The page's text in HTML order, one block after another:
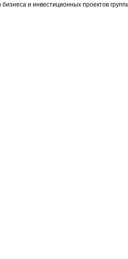
бизнеса и инвестиционных проектов